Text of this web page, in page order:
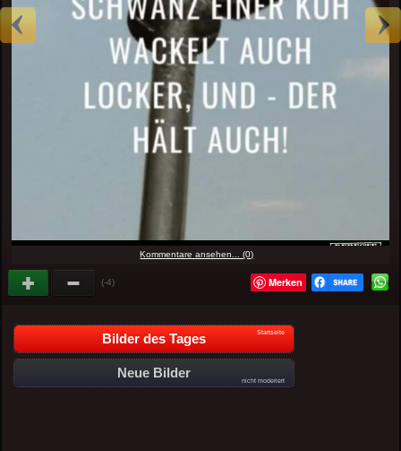
Kommentare ansehen... (0)
(-4) Merken
Bilder des Tages Startseite
Neue Bilder
nicht moderiert